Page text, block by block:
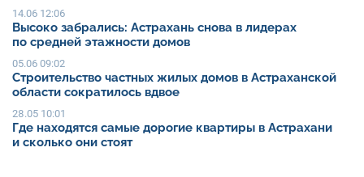
14.06 12:06
Высоко забрались: Астрахань снова в лидерах
по средней этажности домов
05.06 09:02
Строительство частных жилых домов в Астраханской
области сократилось вдвое
28.05 10:01
Где находятся самые дорогие квартиры в Астрахани
и сколько они стоят